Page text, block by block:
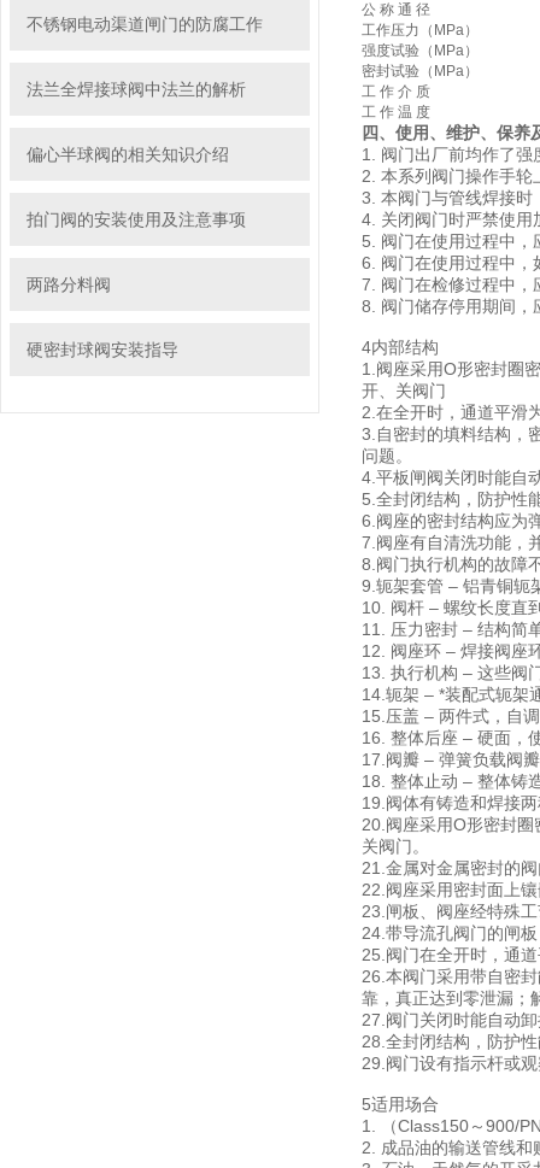
不锈钢电动渠道闸门的防腐工作
法兰全焊接球阀中法兰的解析
偏心半球阀的相关知识介绍
拍门阀的安装使用及注意事项
两路分料阀
硬密封球阀安装指导
公 称 通 径
工作压力（MPa）
强度试验（MPa）
密封试验（MPa）
工 作 介 质
工 作 温 度
四、 使用、维护、保养
1. 阀门出厂前均作了
2. 本系列阀门操作手
3. 本阀门与管线焊接时
4. 关闭阀门时严禁使用
5. 阀门在使用过程中
6. 阀门在使用过程中，
7. 阀门在检修过程中，
8. 阀门储存停用期间，
4内部结构
1.阀座采用O形密封圈
开、关阀门
2.在全开时，通道平滑
3.自密封的填料结构，
问题。
4.平板闸阀关闭时能自
5.全封闭结构，防护性
6.阀座的密封结构应为
7.阀座有自清洗功能，
8.阀门执行机构的故障
9.轭架套管 – 铝青铜轭
10. 阀杆 – 螺纹长度直
11. 压力密封 – 结构简
12. 阀座环 – 焊接阀座
13. 执行机构 – 这些阀
14.轭架 – *装配式轭架
15.压盖 – 两件式，自
16. 整体后座 – 硬面，
17.阀瓣 – 弹簧负载阀
18. 整体止动 – 整体铸
19.阀体有铸造和焊接
20.阀座采用O形密封
关阀门。
21.金属对金属密封的
22.阀座采用密封面上
23.闸板、阀座经特殊
24.带导流孔阀门的闸
25.阀门在全开时，通
26.本阀门采用带自密
靠，真正达到零泄漏；
27.阀门关闭时能自动
28.全封闭结构，防护
29.阀门设有指示杆或
5适用场合
1. （Class150～900/
2. 成品油的输送管线和